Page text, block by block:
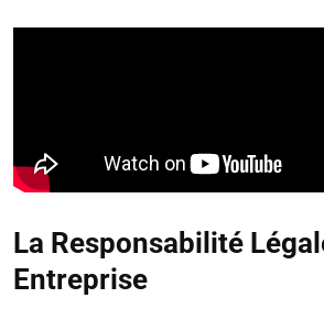
La Responsabilité
Entreprise